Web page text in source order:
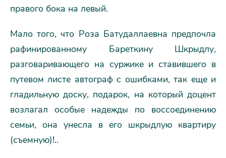
правого бока на левый.
Мало того, что Роза Батудаллаевна предпочла
рафинированному Бареткину Шкрыдлу,
разговаривающего на суржике и ставившего в
путевом листе автограф с ошибками, так еще и
гладильную доску, подарок, на который доцент
возлагал особые надежды по воссоединению
семьи, она унесла в его шкрыдлую квартиру
(съемную)!..